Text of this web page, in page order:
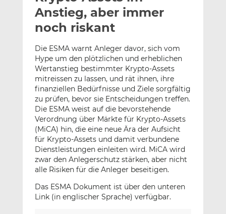
l
a
n
n
k
e
I
n
t
e
i
l
e
n
c
e
b
o
k
t
e
i
l
e
n
Anstieg, aber immer
noch riskant
Die ESMA warnt Anleger davor, sich vom
Hype um den plötzlichen und erheblichen
Wertanstieg bestimmter Krypto-Assets
mitreissen zu lassen, und rät ihnen, ihre
finanziellen Bedürfnisse und Ziele sorgfältig
zu prüfen, bevor sie Entscheidungen treffen.
Die ESMA weist auf die bevorstehende
Verordnung über Märkte für Krypto-Assets
(MiCA) hin, die eine neue Ära der Aufsicht
für Krypto-Assets und damit verbundene
Dienstleistungen einleiten wird. MiCA wird
zwar den Anlegerschutz stärken, aber nicht
alle Risiken für die Anleger beseitigen.
Das ESMA Dokument ist über den unteren
Link (in englischer Sprache) verfügbar.